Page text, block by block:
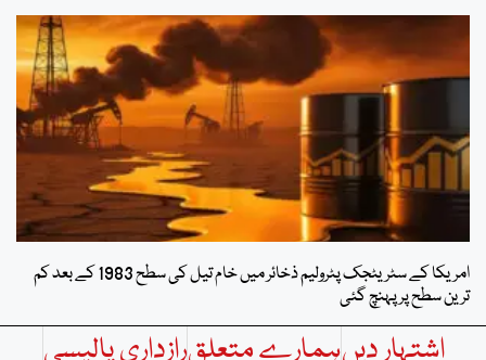
امریکا کے سٹریٹجک پٹرولیم ذخائر میں خام تیل کی سطح 1983 کے بعد کم
ترین سطح پر پہنچ گئی
اشتہار دیںہمارے متعلقرازداری پالیسی